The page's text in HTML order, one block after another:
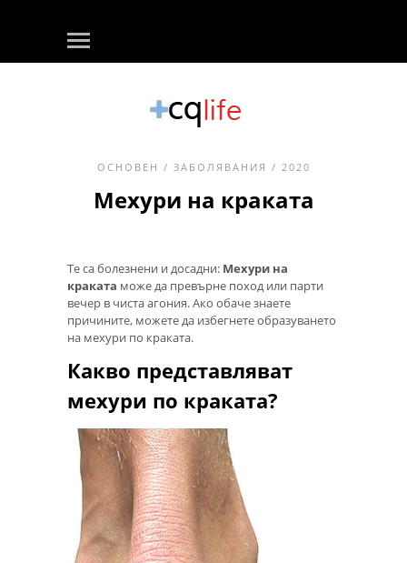
ОСНОВЕН / ЗАБОЛЯВАНИЯ / 2020
Мехури на краката
Те са болезнени и досадни: Мехури на
краката може да превърне поход или парти
вечер в чиста агония. Ако обаче знаете
причините, можете да избегнете образуването
на мехури по краката.
Какво представляват
мехури по краката?